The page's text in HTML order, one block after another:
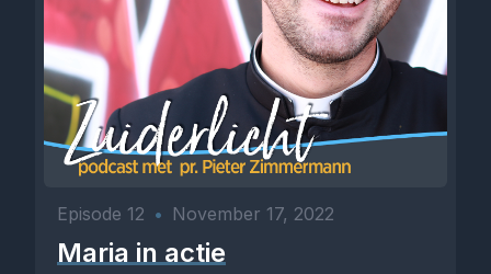
Episode 12 • November 17, 2022
Maria in actie